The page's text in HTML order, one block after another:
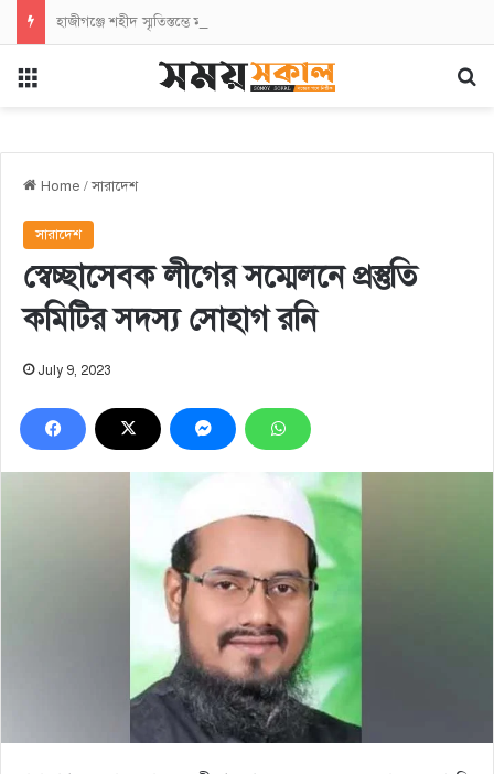
হাজীগঞ্জে শহীদ স্মৃতিস্তম্ভে মহানগর বিএনপির শ্রদ্ধা নিবেদন
Home /সারাদেশ
সারাদেশ
স্বেচ্ছাসেবক লীগের সম্মেলনে প্রস্তুতি
কমিটির সদস্য সোহাগ রনি
July 9, 2023